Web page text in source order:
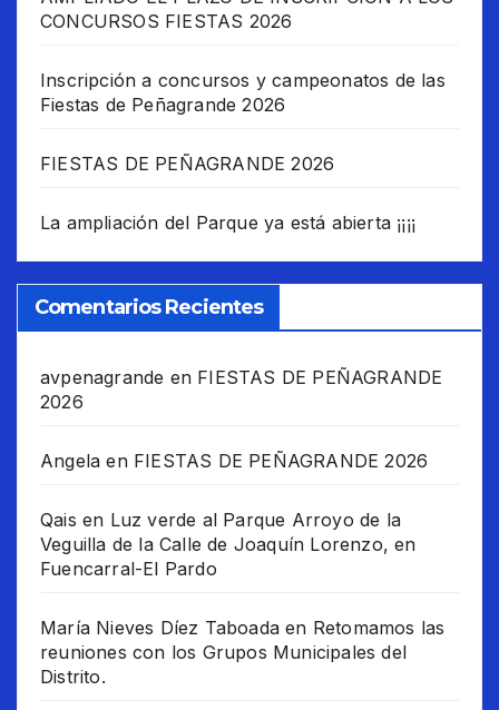
CONCURSOS FIESTAS 2026
Inscripción a concursos y campeonatos de las
Fiestas de Peñagrande 2026
FIESTAS DE PEÑAGRANDE 2026
La ampliación del Parque ya está abierta ¡¡¡¡
Comentarios Recientes
avpenagrande en FIESTAS DE PEÑAGRANDE
2026
Angela en FIESTAS DE PEÑAGRANDE 2026
Qais en Luz verde al Parque Arroyo de la
Veguilla de la Calle de Joaquín Lorenzo, en
Fuencarral-El Pardo
María Nieves Díez Taboada en Retomamos las
reuniones con los Grupos Municipales del
Distrito.